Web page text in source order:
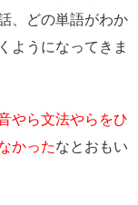
、どの単語がわか
ようになってきま
やら文法やらをひ
かったなとおもい